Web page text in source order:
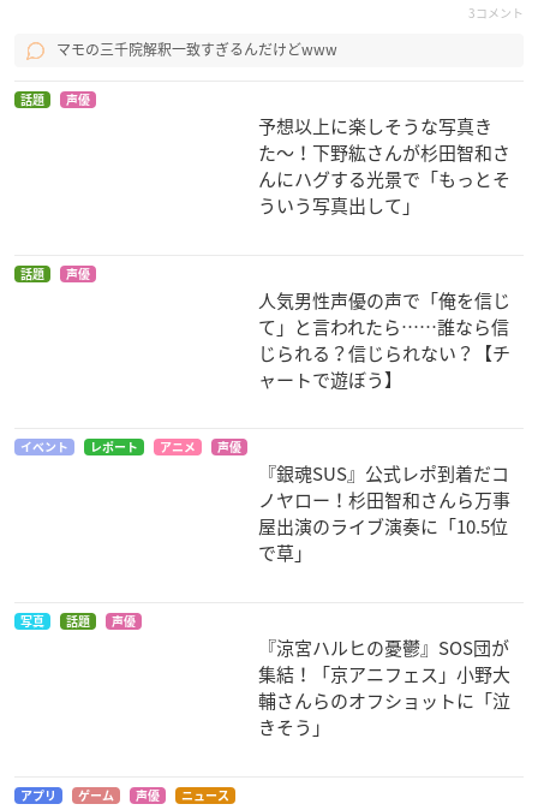
テラフォーマーズ ア
蛭間一郎
信長協奏曲
ノブナガ・ザ・フー
ル
レオナルド・ダ・ヴ
ィンチ
バディ・コンプレッ
クス
リー・コンラッド
葛城銀児
ドエッジ
3コメント
マモの三千院解釈一致すぎるんだけどwww
話題 声優
予想以上に楽しそうな写真き
た〜！下野紘さんが杉田智和さ
んにハグする光景で「もっとそ
ういう写真出して」
話題 声優
人気男性声優の声で「俺を信じ
て」と言われたら……誰なら信
じられる？信じられない？【チ
ャートで遊ぼう】
イベント レポート アニメ 声優
『銀魂SUS』公式レポ到着だコ
ノヤロー！杉田智和さんら万事
屋出演のライブ演奏に「10.5位
で草」
写真 話題 声優
『涼宮ハルヒの憂鬱』SOS団が
集結！「京アニフェス」小野大
輔さんらのオフショットに「泣
きそう」
アプリ ゲーム 声優 ニュース